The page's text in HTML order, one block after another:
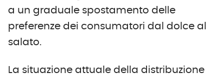
a un graduale spostamento delle
preferenze dei consumatori dal dolce al
salato.
La situazione attuale della distribuzione